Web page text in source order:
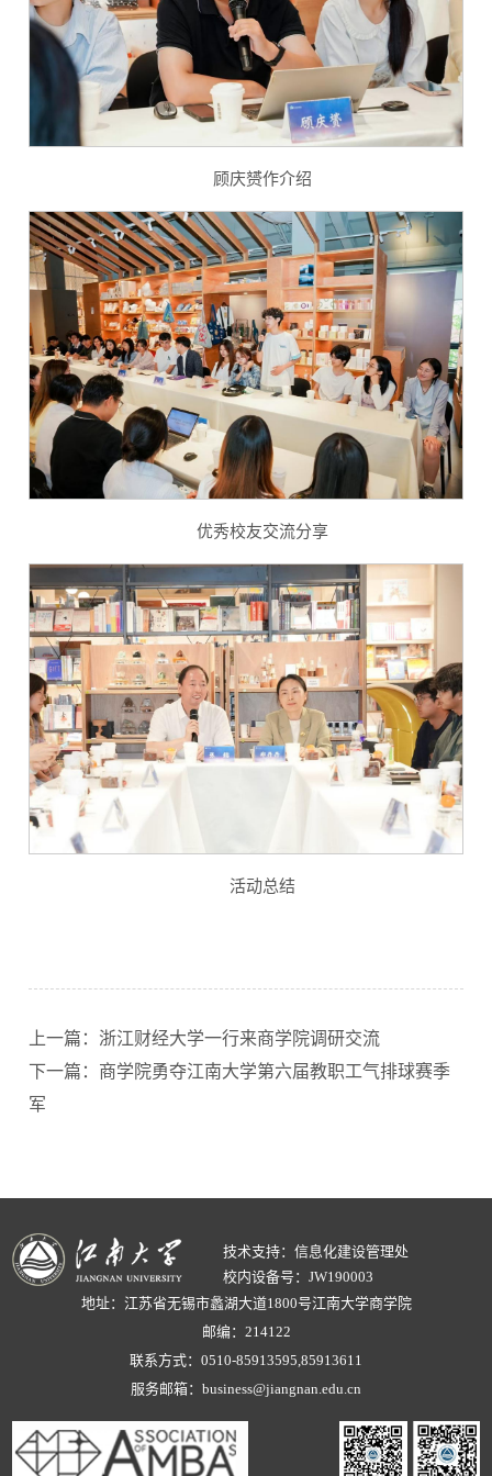
顾庆赟作介绍
优秀校友交流分享
活动总结
上一篇：浙江财经大学一行来商学院调研交流
下一篇：商学院勇夺江南大学第六届教职工气排球赛季
军
技术支持：信息化建设管理处
校内设备号：JW190003
地址：江苏省无锡市蠡湖大道1800号江南大学商学院
邮编：214122
联系方式：0510-85913595,85913611
服务邮箱：business@jiangnan.edu.cn